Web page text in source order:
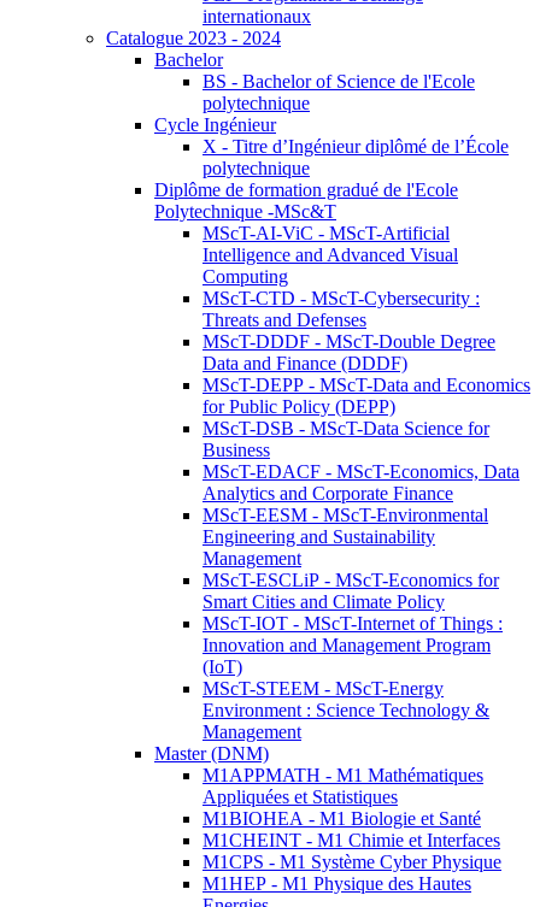
internationaux
Catalogue 2023 - 2024
Bachelor
BS - Bachelor of Science de l'Ecole
polytechnique
Cycle Ingénieur
X - Titre d’Ingénieur diplômé de l’École
polytechnique
Diplôme de formation gradué de l'Ecole
Polytechnique -MSc&T
MScT-AI-ViC - MScT-Artificial
Intelligence and Advanced Visual
Computing
MScT-CTD - MScT-Cybersecurity :
Threats and Defenses
MScT-DDDF - MScT-Double Degree
Data and Finance (DDDF)
MScT-DEPP - MScT-Data and Economics
for Public Policy (DEPP)
MScT-DSB - MScT-Data Science for
Business
MScT-EDACF - MScT-Economics, Data
Analytics and Corporate Finance
MScT-EESM - MScT-Environmental
Engineering and Sustainability
Management
MScT-ESCLiP - MScT-Economics for
Smart Cities and Climate Policy
MScT-IOT - MScT-Internet of Things :
Innovation and Management Program
(IoT)
MScT-STEEM - MScT-Energy
Environment : Science Technology &
Management
Master (DNM)
M1APPMATH - M1 Mathématiques
Appliquées et Statistiques
M1BIOHEA - M1 Biologie et Santé
M1CHEINT - M1 Chimie et Interfaces
M1CPS - M1 Système Cyber Physique
M1HEP - M1 Physique des Hautes